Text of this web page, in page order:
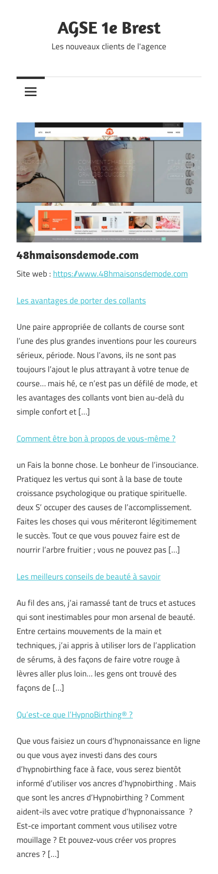
AGSE 1e Brest
Les nouveaux clients de l'agence
48hmaisonsdemode.com
Site web : https://www.48hmaisonsdemode.com
Les avantages de porter des collants
Une paire appropriée de collants de course sont
l’une des plus grandes inventions pour les coureurs
sérieux, période. Nous l’avons, ils ne sont pas
toujours l’ajout le plus attrayant à votre tenue de
course… mais hé, ce n’est pas un défilé de mode, et
les avantages des collants vont bien au-delà du
simple confort et […]
Comment être bon à propos de vous-même ?
un Fais la bonne chose. Le bonheur de l’insouciance.
Pratiquez les vertus qui sont à la base de toute
croissance psychologique ou pratique spirituelle.
deux S’ occuper des causes de l’accomplissement.
Faites les choses qui vous mériteront légitimement
le succès. Tout ce que vous pouvez faire est de
nourrir l’arbre fruitier ; vous ne pouvez pas […]
Les meilleurs conseils de beauté à savoir
Au fil des ans, j’ai ramassé tant de trucs et astuces
qui sont inestimables pour mon arsenal de beauté.
Entre certains mouvements de la main et
techniques, j’ai appris à utiliser lors de l’application
de sérums, à des façons de faire votre rouge à
lèvres aller plus loin… les gens ont trouvé des
façons de […]
Qu’est-ce que l’HypnoBirthing® ?
Que vous faisiez un cours d’hypnonaissance en ligne
ou que vous ayez investi dans des cours
d’hypnobirthing face à face, vous serez bientôt
informé d’utiliser vos ancres d’hypnobirthing . Mais
que sont les ancres d’Hypnobirthing ? Comment
aident-ils avec votre pratique d’hypnonaissance ?
Est-ce important comment vous utilisez votre
mouillage ? Et pouvez-vous créer vos propres
ancres ? […]